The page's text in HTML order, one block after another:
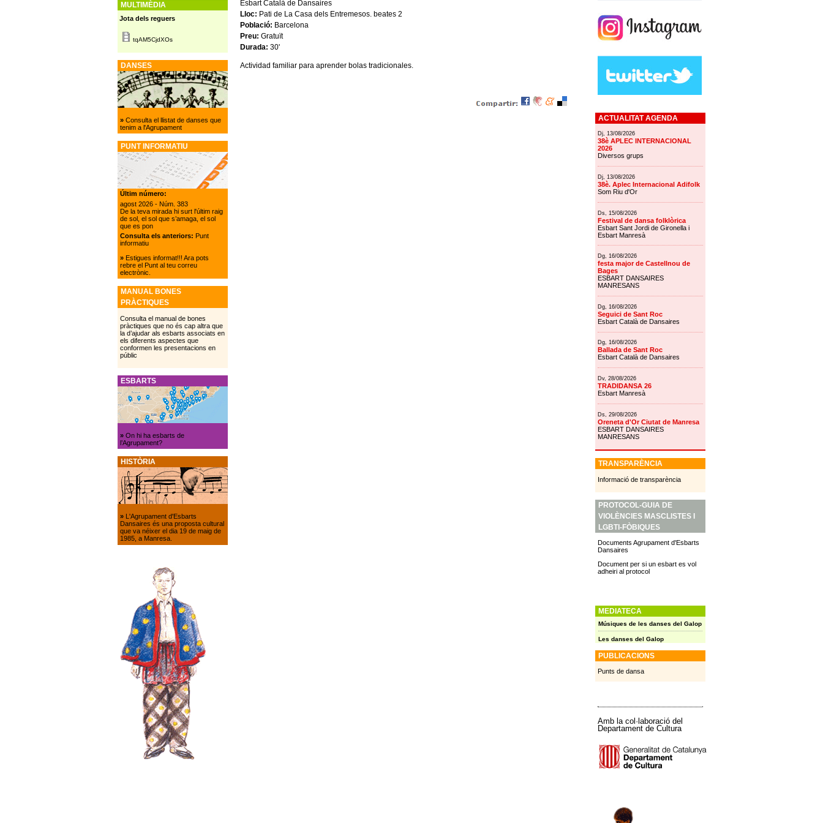
Esbart Català de Dansaires
Lloc: Pati de La Casa dels Entremesos. beates 2
Població: Barcelona
Preu: Gratuït
Durada: 30'
Actividad familiar para aprender bolas tradicionales.
MULTIMÈDIA
Jota dels reguers
tqAM5CjdXOs
DANSES
»Consulta el llistat de danses que
tenim a l'Agrupament
PUNT INFORMATIU
Últim número:
agost 2026 - Núm. 383
De la teva mirada hi surt l'últim raig
de sol, el sol que s’amaga, el sol
que es pon
Consulta els anteriors: Punt
informatiu
»Estigues informat!!! Ara pots
rebre el Punt al teu correu
electrònic.
MANUAL BONES
PRÀCTIQUES
Consulta el manual de bones
pràctiques que no és cap altra que
la d’ajudar als esbarts associats en
els diferents aspectes que
conformen les presentacions en
públic
ESBARTS
»On hi ha esbarts de
l’Agrupament?
HISTÒRIA
» L'Agrupament d'Esbarts
Dansaires és una proposta cultural
que va néixer el dia 19 de maig de
1985, a Manresa.
ACTUALITAT AGENDA
Dj, 13/08/2026
38è APLEC INTERNACIONAL
2026
Diversos grups
Dj, 13/08/2026
38è. Aplec Internacional Adifolk
Som Riu d'Or
Ds, 15/08/2026
Festival de dansa folklòrica
Esbart Sant Jordi de Gironella i
Esbart Manresà
Dg, 16/08/2026
festa major de Castellnou de
Bages
ESBART DANSAIRES
MANRESANS
Dg, 16/08/2026
Seguici de Sant Roc
Esbart Català de Dansaires
Dg, 16/08/2026
Ballada de Sant Roc
Esbart Català de Dansaires
Dv, 28/08/2026
TRADIDANSA 26
Esbart Manresà
Ds, 29/08/2026
Oreneta d'Or Ciutat de Manresa
ESBART DANSAIRES
MANRESANS
TRANSPARÈNCIA
Informació de transparència
PROTOCOL-GUIA DE
VIOLÈNCIES MASCLISTES I
LGBTI-FÒBIQUES
Documents Agrupament d'Esbarts
Dansaires
Document per si un esbart es vol
adheiri al protocol
MEDIATECA
Músiques de les danses del Galop
Les danses del Galop
PUBLICACIONS
Punts de dansa
Amb la col·laboració del
Departament de Cultura